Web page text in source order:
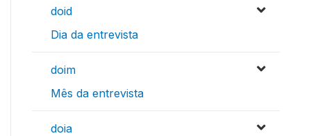
doid
Dia da entrevista
doim
Mês da entrevista
doia